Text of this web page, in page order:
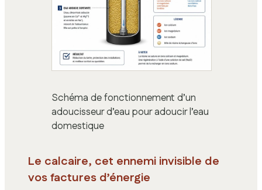
Schéma de fonctionnement d’un
adoucisseur d’eau pour adoucir l’eau
domestique
Le calcaire, cet ennemi invisible de
vos factures d’énergie